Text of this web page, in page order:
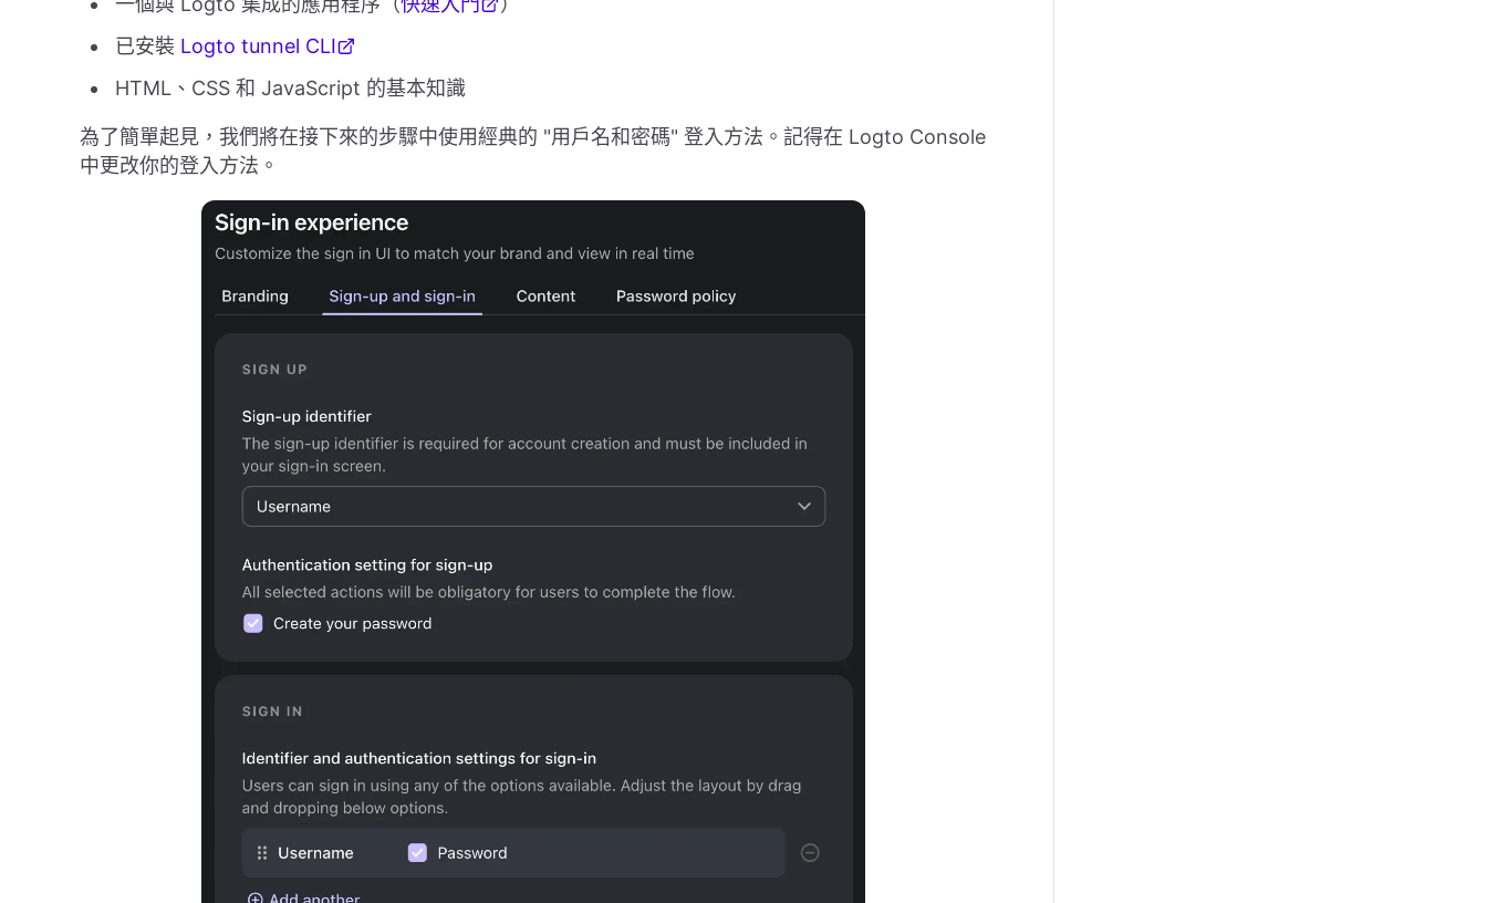
已安裝 Logto tunnel CLI
HTML、CSS 和 JavaScript 的基本知識
為了簡單起見，我們將在接下來的步驟中使用經典的 "用戶名和密碼" 登入方法。記得在 Logto Console
中更改你的登入方法。